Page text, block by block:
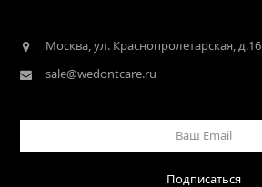
Москва, ул. Краснопролетарская, д.16
sale@wedontcare.ru
Email
Подписаться